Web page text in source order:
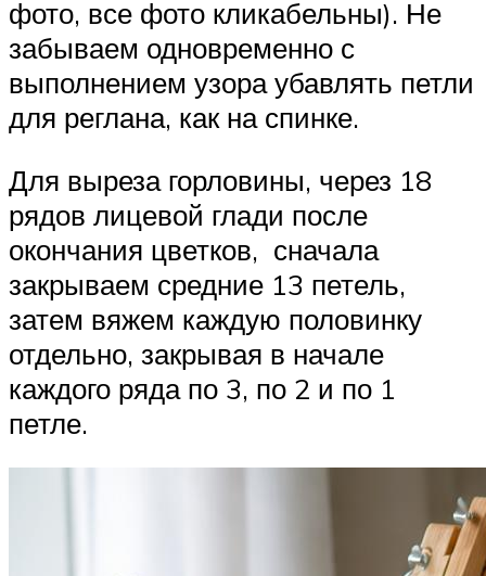
фото, все фото кликабельны). Не
забываем одновременно с
выполнением узора убавлять петли
для реглана, как на спинке.
Для выреза горловины, через 18
рядов лицевой глади после
окончания цветков, сначала
закрываем средние 13 петель,
затем вяжем каждую половинку
отдельно, закрывая в начале
каждого ряда по 3, по 2 и по 1
петле.